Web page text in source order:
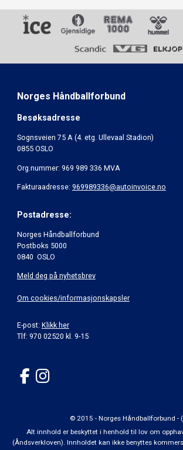
Norges Håndballforbund
Besøksadresse
Sognsveien 75 A (4. etg. Ullevaal Stadion)
0855 OSLO
Org.nummer: 969 989 336 MVA
Fakturaadresse: 969989336@autoinvoice.no
Postadresse:
Norges Håndballforbund
Postboks 5000
0840 OSLO
Meld deg på nyhetsbrev
Om cookies/informasjonskapsler
E-post: Klikk her
Tlf: 970 02520 kl. 9-15
© 2015 - Norges Håndballforbund -
Alt innhold er beskyttet i henhold til lov om
(Åndsverkloven). Innholdet kan ikke benyttes